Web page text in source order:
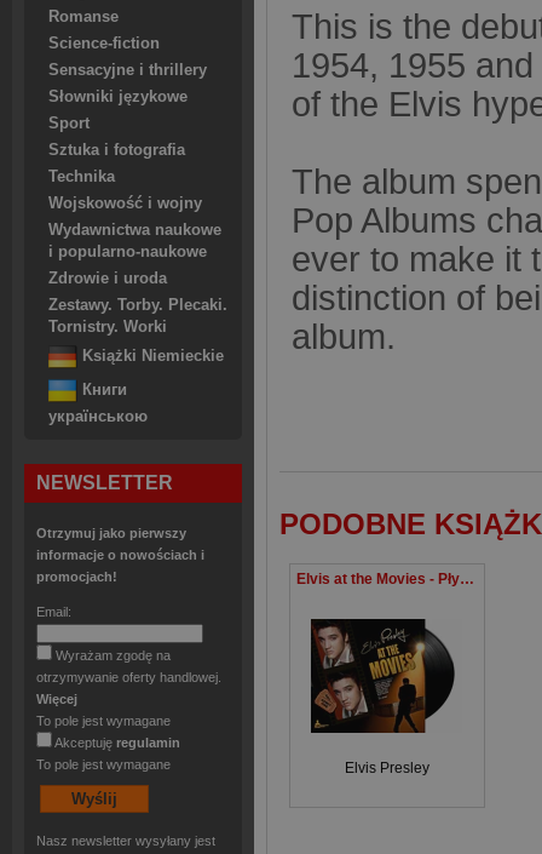
Romanse
Science-fiction
Sensacyjne i thrillery
Słowniki językowe
Sport
Sztuka i fotografia
Technika
Wojskowość i wojny
Wydawnictwa naukowe
i popularno-naukowe
Zdrowie i uroda
Zestawy. Torby. Plecaki.
Tornistry. Worki
Książki Niemieckie
Книги
українською
NEWSLETTER
Otrzymuj jako pierwszy
informacje o nowościach i
promocjach!
Email:
Wyrażam zgodę na
otrzymywanie oferty handlowej.
Więcej
To pole jest wymagane
Akceptuję regulamin
To pole jest wymagane
Nasz newsletter wysyłany jest
This is the
1954, 1955
of the Elvis
The album
Pop Albums
ever to make it
distinction of
album.
PODOBNE
Elvis at the Movies - Płyta winylowa
Elvis Presley